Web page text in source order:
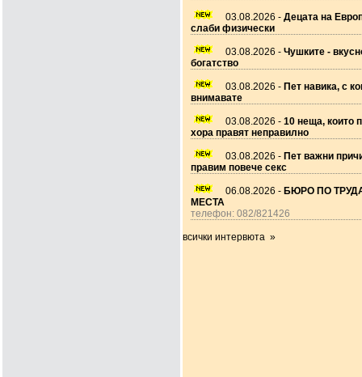
03.08.2026 - Децата на
слаби физически
03.08.2026 - Чушките -
богатство
03.08.2026 - Пет навика, с
внимавате
03.08.2026 - 10 неща, които
хора правят неправилно
03.08.2026 - Пет важни
правим повече секс
06.08.2026 - БЮРО ПО
МЕСТА
телефон: 082/821426
всички интервюта »